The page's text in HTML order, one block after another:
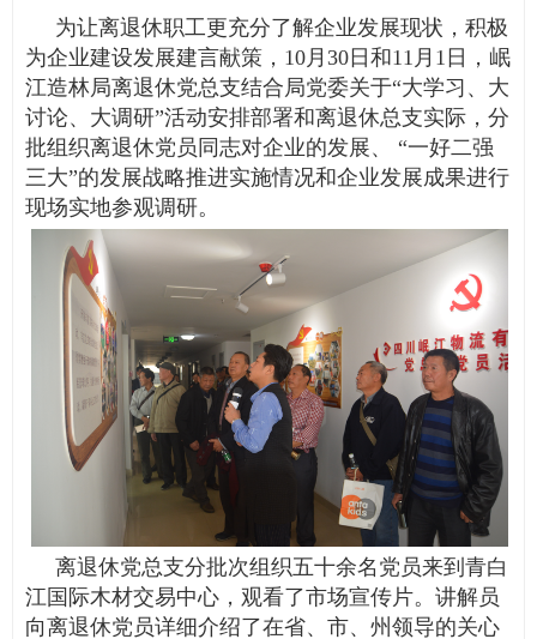
为让离退休职工更充分了解企业发展现状，积极
为企业建设发展建言献策， 10月30日和11月1日，岷
江造林局离退休党总支结合局党委关于“大学习、大
讨论、大调研”活动安排部署和离退休总支实际，分
批组织离退休党员同志对企业的发展、 “一好二强
三大”的发展战略推进实施情况和企业发展成果进行
现场实地参观调研。
离退休党总支分批次组织五十余名党员来到青白
江国际木材交易中心，观看了市场宣传片。讲解员
向离退休党员详细介绍了在省、市、州领导的关心